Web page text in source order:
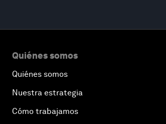
Quiénes somos
Quiénes somos
Nuestra estrategia
Cómo trabajamos